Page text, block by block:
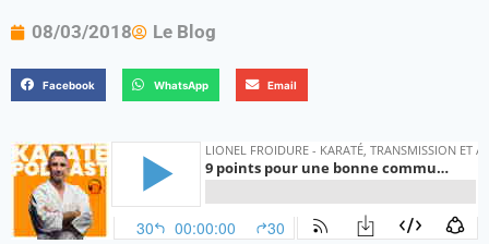
08/03/2018 Le Blog
Facebook WhatsApp Email